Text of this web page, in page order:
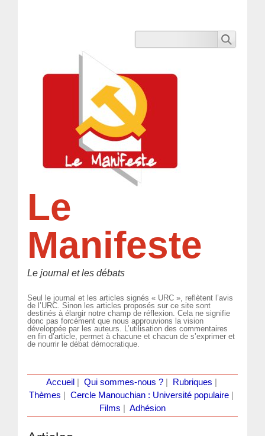
Le
Manifeste
Le journal et les débats
Seul le journal et les articles signés « URC », reflètent l’avis
de l’URC. Sinon les articles proposés sur ce site sont
destinés à élargir notre champ de réflexion. Cela ne signifie
donc pas forcément que nous approuvions la vision
développée par les auteurs. L’utilisation des commentaires
en fin d’article, permet à chacune et chacun de s’exprimer et
de nourrir le débat démocratique.
Accueil Qui sommes-nous ?| Rubriques
Thèmes
Cercle Manouchian : Université populaire
Films
Adhésion